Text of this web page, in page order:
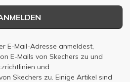
E-Mail-Adresse anmeldest,
E-Mails von Skechers zu und
und
Skechers zu. Einige Artikel sind